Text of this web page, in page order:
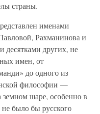
страны.
именами
Рахманинова и
десятками других, не
имен, от
до одного из
философии —
шаре, особенно в
было бы русского